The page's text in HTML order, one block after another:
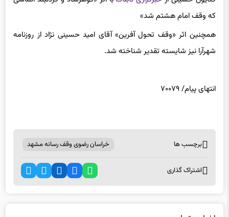
همچنین اثر «وقف تحول آفرین» آقای امید حسینی نژاد از روزنامه
شهرآرا نیز شایسته تقدیر شناخته شد.